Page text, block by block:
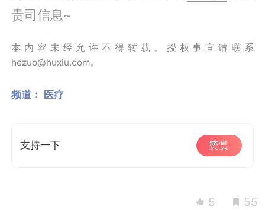
贵司信息~
本内容未经允许不得转载。授权事宜请联系
hezuo@huxiu.com。
频道： 医疗
支持一下 赞赏
5 55